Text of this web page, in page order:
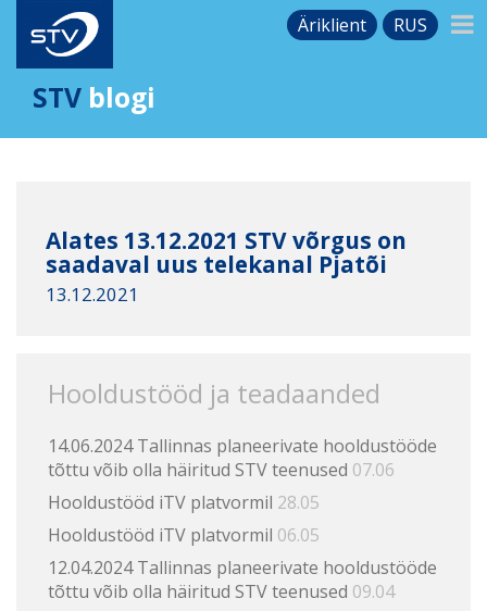
Äriklient RUS
STV blogi
Alates 13.12.2021 STV võrgus on
saadaval uus telekanal Pjatõi
13.12.2021
Hooldustööd ja teadaanded
14.06.2024 Tallinnas planeerivate hooldustööde
tõttu võib olla häiritud STV teenused 07.06
Hooldustööd iTV platvormil 28.05
Hooldustööd iTV platvormil 06.05
12.04.2024 Tallinnas planeerivate hooldustööde
tõttu võib olla häiritud STV teenused 09.04